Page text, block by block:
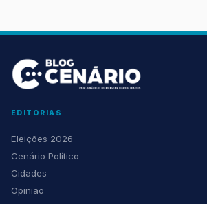
EDITORIAS
Eleições 2026
Cenário Político
Cidades
Opinião